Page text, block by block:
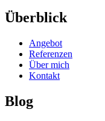
Überblick
Angebot
Referenzen
Über mich
Kontakt
Blog